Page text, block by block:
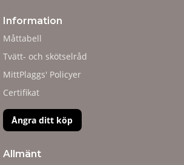
Information
Måttabell
Tvätt- och skötselråd
MittPlaggs' Policyer
Certifikat
Ångra ditt köp
Allmänt